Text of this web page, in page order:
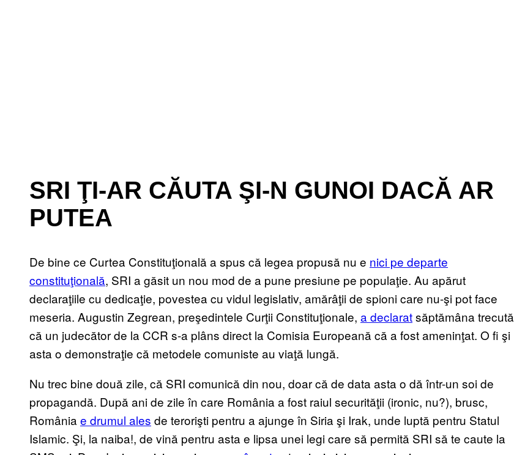
SRI ŢI-AR CĂUTA ŞI-N GUNOI DACĂ AR
PUTEA
De bine ce Curtea Constituţională a spus că legea propusă nu e nici pe departe
constituţională, SRI a găsit un nou mod de a pune presiune pe populaţie. Au apărut
declaraţiile cu dedicaţie, povestea cu vidul legislativ, amărâţii de spioni care nu-şi pot face
meseria. Augustin Zegrean, preşedintele Curţii Constituţionale, a declaratsăptămâna trecută
că un judecător de la CCR s-a plâns direct la Comisia Europeană că a fost ameninţat. O fi şi
asta o demonstraţie că metodele comuniste au viaţă lungă.
Nu trec bine două zile, că SRI comunică din nou, doar că de data asta o dă într-un soi de
propagandă. După ani de zile în care România a fost raiul securităţii (ironic, nu?), brusc,
România e drumul ales de terorişti pentru a ajunge în Siria şi Irak, unde luptă pentru Statul
Islamic. Şi, la naiba!, de vină pentru asta e lipsa unei legi care să permită SRI să te caute la